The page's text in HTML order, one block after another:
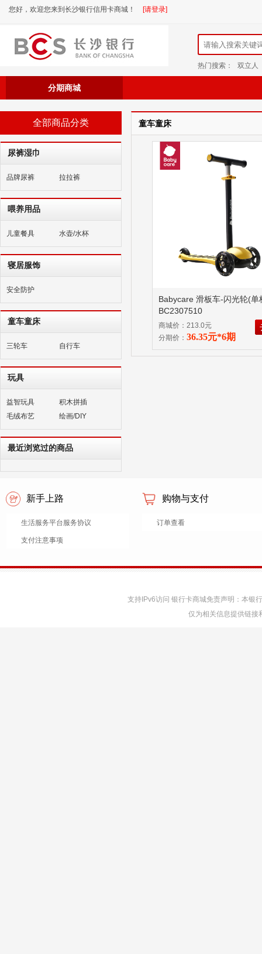
您好，欢迎您来到长沙银行信用卡商城！ [请登录]
热门搜索： 双立人
分期商城
全部商品分类
尿裤湿巾
品牌尿裤 拉拉裤
喂养用品
儿童餐具 水壶/水杯
寝居服饰
安全防护
童车童床
三轮车 自行车
玩具
益智玩具
积木拼插
毛绒布艺
绘画/DIY
最近浏览过的商品
童车童床
Babycare 滑板车-闪光轮(单
BC2307510
商城价：213.0元
分期价： 36.35元*6期
新手上路
生活服务平台服务协议
支付注意事项
购物与支付
订单查看
支持IPv6访问 银行卡商城免责声明：本银
仅为相关信息提供链接